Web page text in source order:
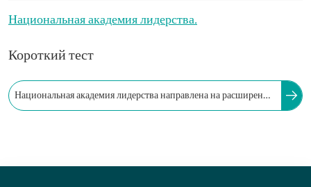
Национальная академия лидерства.
Короткий тест
Национальная академия лидерства направлена на расширение